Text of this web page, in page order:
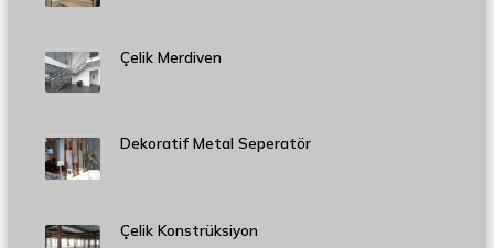
Çelik Merdiven
Dekoratif Metal Seperatör
Çelik Konstrüksiyon